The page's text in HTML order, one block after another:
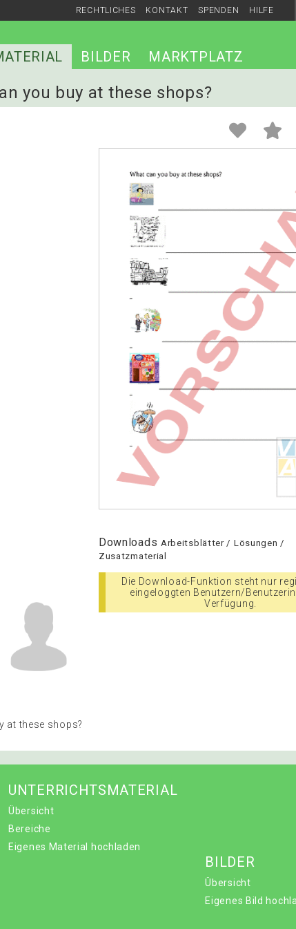
RECHTLICHES KONTAKT SPENDEN HILFE
BILDER MARKTPLATZ
you buy at these shops?
Downloads Arbeitsblätter / Lösungen /
Zusatzmaterial
Die Download-Funktion steht nur
eingeloggten Benutzern/
Verfügung.
at these shops?
UNTERRICHTSMATERIAL
Übersicht
Bereiche
Eigenes Material hochladen
BILDER
Übersicht
Eigenes Bild